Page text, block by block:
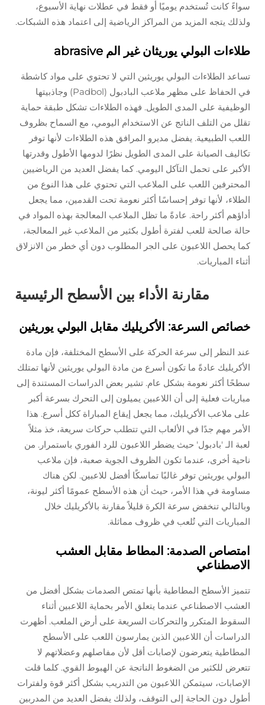
سواءً كانت تُستخدم يوميًا أو فقط في عطلات نهاية الأسبوع،
ولذلك يتجه المزيد من المراكز الرياضية إلى اعتماد هذه الشبكات.
طلاءات البولي يوريثان غير الم abrasive
تساعد الطلاءات البولي يوريثين التي لا تحتوي على مواد كاشطة
في الحفاظ على مظهر ملاعب البادبول (Padbol) وجاذبيتها
الوظيفية على المدى الطويل. فهذه الطلاءات تشكل طبقة حماية
تقلل من التلف الناتج عن الاستخدام اليومي، مع السماح بظروف
اللعب الطبيعية. يفضل مديرو المرافق هذه الطلاءات لأنها توفر
تكاليف الصيانة على المدى الطويل نظرًا لدومها الأطول وقدرتها
الأكبر على تحمل التآكل اليومي. كما يفضل العديد من الرياضيين
المحترفين اللعب على الملاعب التي تحتوي على هذا النوع من
الطلاء، لأنها توفر إحساسًا أكثر نعومة تحت القدمين، مما يجعل
أداؤهم أكثر راحة. عادةً ما تظل الملاعب المعالجة بهذه المواد في
حالة صالحة للعب لفترة أطول بكثير من الملاعب غير المعالجة،
كما يحصل اللاعبون على الجر المطلوب دون أي خطر من الانزلاق
أثناء المباريات.
مقارنة الأداء بين الأسطح الرئيسية
خصائص السرعة: الأكريليك مقابل البولي يوريثين
عند النظر إلى سرعة الحركة على الأسطح المختلفة، فإن مادة
الأكريليك عادةً ما تكون أسرع من مادة البولي يوريثين لأنها تمتلك
سطحًا أكثر نعومة بشكل عام. تشير بعض الدراسات المستندة إلى
مباريات فعلية إلى أن اللاعبين يميلون إلى التحرك بسرعة أكبر
على ملاعب الأكريليك، مما يجعل إيقاع المباراة ككل أسرع. هذا
الأمر مهم جدًا في الألعاب التي تتطلب حركات سريعة، خذ مثلاً
لعبة الـ 'بادبول' حيث يضطر اللاعبون للرد الفوري باستمرار. من
ناحية أخرى، عندما تكون الظروف الجوية صعبة، فإن ملاعب
البولي يوريثين توفر غالبًا تماسكًا أفضل للاعبين. لكن هناك
مساومة في هذا الأمر، حيث أن هذه الأسطح عمومًا أكثر ليونة،
وبالتالي تنخفض سرعة الكرة قليلاً مقارنة بالأكريليك خلال
المباريات التي تُلعب في ظروف مماثلة.
امتصاص الصدمة: المطاط مقابل العشب
الاصطناعي
تتميز الأسطح المطاطية بأنها تمتص الصدمات بشكل أفضل من
العشب الاصطناعي عندما يتعلق الأمر بحماية اللاعبين أثناء
السقوط المتكرر والتحركات السريعة على أرض الملعب. أظهرت
الدراسات أن اللاعبين الذين يمارسون اللعب على الأسطح
المطاطية يتعرضون لإصابات أقل لأن مفاصلهم وعضلاتهم لا
تتعرض للكثير من الضغوط الناتجة عن الهبوط القوي. كلما قلت
الإصابات، سيتمكن اللاعبون من التدريب بشكل أكثر قوة ولفترات
أطول دون الحاجة إلى التوقف، ولذلك يفضل العديد من المدربين